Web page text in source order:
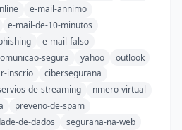
e-mail-annimo
e-mail-de-10-minutos
e-mail-falso
segura yahoo
outlook
inscrio
cibersegurana
de-streaming
nmero-virtual
preveno-de-spam
de-dados
segurana-na-web